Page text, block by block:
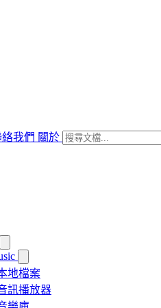
我們 關於
地檔案
訊播放器